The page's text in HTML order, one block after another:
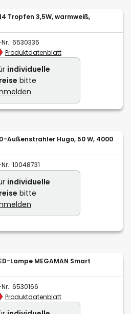
Tropfen 3,5W, warmweiß,
6530336
Produktdatenblatt
individuelle
bitte
Außenstrahler Hugo, 50 W, 4000
10048731
individuelle
bitte
Lampe MEGAMAN Smart
6530166
Produktdatenblatt